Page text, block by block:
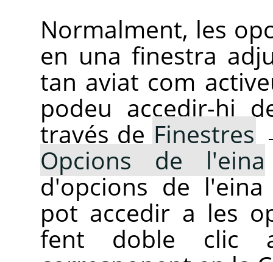
Normalment, les
en una finestra
tan aviat com
podeu accedir-hi
través de Finestres
Opcions de l'eina
d'opcions de l'eina
pot accedir a les
fent doble clic